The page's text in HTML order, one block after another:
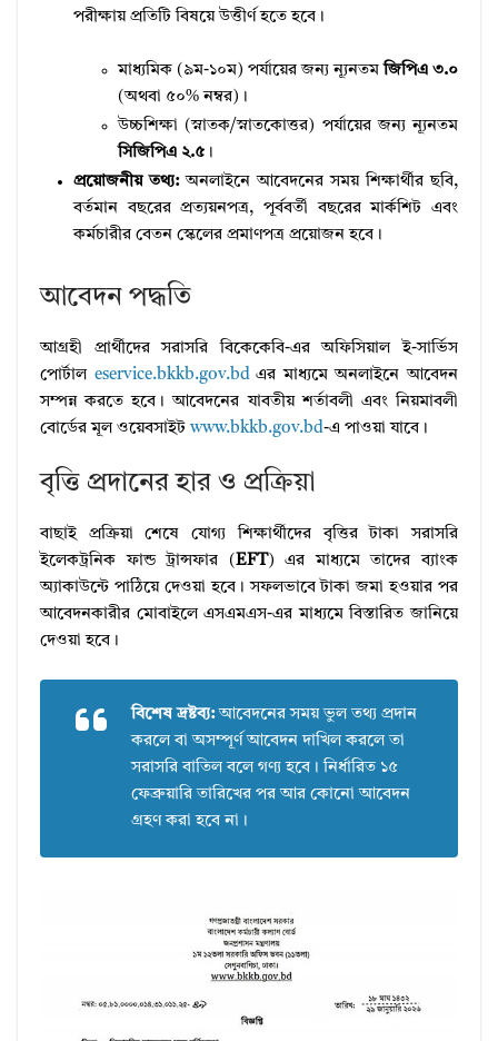
পরীক্ষায় প্রতিটি বিষয়ে উত্তীর্ণ হতে হবে।
মাধ্যমিক (৯ম-১০ম) পর্যায়ের জন্য ন্যূনতমজিপিএ ৩.০
(অথবা ৫০% নম্বর)।
উচ্চশিক্ষা (স্নাতক/স্নাতকোত্তর) পর্যায়ের জন্য ন্যূনতম
সিজিপিএ ২.৫ ।
প্রয়োজনীয় তথ্য:অনলাইনে আবেদনের সময় শিক্ষার্থীর ছবি,
বর্তমান বছরের প্রত্যয়নপত্র, পূর্ববর্তী বছরের মার্কশিট এবং
কর্মচারীর বেতন স্কেলের প্রমাণপত্র প্রয়োজন হবে।
আবেদন পদ্ধতি
আগ্রহী প্রার্থীদের সরাসরি বিকেকেবি-এর অফিসিয়াল ই-সার্ভিস
পোর্টাল eservice.bkkb.gov.bdএর মাধ্যমে অনলাইনে আবেদন
সম্পন্ন করতে হবে। আবেদনের যাবতীয় শর্তাবলী এবং নিয়মাবলী
বোর্ডের মূল ওয়েবসাইট www.bkkb.gov.bd-এ পাওয়া যাবে।
বৃত্তি প্রদানের হার ও প্রক্রিয়া
বাছাই প্রক্রিয়া শেষে যোগ্য শিক্ষার্থীদের বৃত্তির টাকা সরাসরি
ইলেকট্রনিক ফান্ড ট্রান্সফার ( EFT) এর মাধ্যমে তাদের ব্যাংক
অ্যাকাউন্টে পাঠিয়ে দেওয়া হবে। সফলভাবে টাকা জমা হওয়ার পর
আবেদনকারীর মোবাইলে এসএমএস-এর মাধ্যমে বিস্তারিত জানিয়ে
দেওয়া হবে।
বিশেষ দ্রষ্টব্য:আবেদনের সময় ভুল তথ্য প্রদান
করলে বা অসম্পূর্ণ আবেদন দাখিল করলে তা
সরাসরি বাতিল বলে গণ্য হবে। নির্ধারিত ১৫
ফেব্রুয়ারি তারিখের পর আর কোনো আবেদন
গ্রহণ করা হবে না।